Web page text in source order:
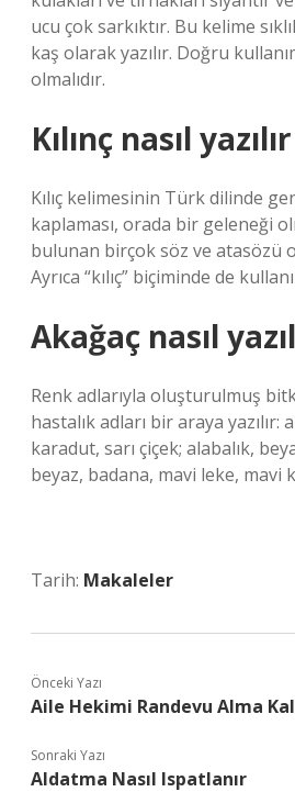
ucu çok sarkıktır. Bu kelime
kaş olarak yazılır. Doğru
olmalıdır.
Kılınç nasıl
Kılıç kelimesinin Türk dilinde
kaplaması, orada bir geleneği
bulunan birçok söz ve atasözü
Ayrıca “kılıç” biçiminde de
Akağaç nasıl
Renk adlarıyla oluşturulmuş
hastalık adları bir araya yazılır:
karadut, sarı çiçek; alabalık,
beyaz, badana, mavi leke, mavi
Tarih: Makaleler
Önceki Yazı
Aile Hekimi Randevu Alma
Sonraki Yazı
Aldatma Nasıl Ispatlanır